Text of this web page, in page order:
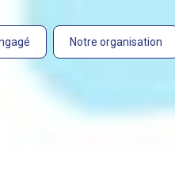
Notre organisation